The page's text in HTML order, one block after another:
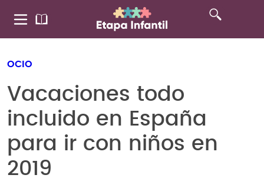
OCIO
Vacaciones todo
incluido en España
para ir con niños en
2019